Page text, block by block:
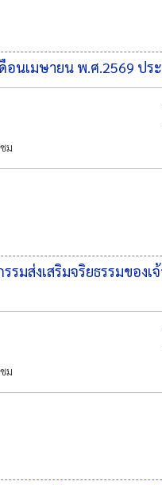
อนเมษายน พ.ศ.2569 ป
ม
รรมส่งเสริมจริยธรรมขอ
ม